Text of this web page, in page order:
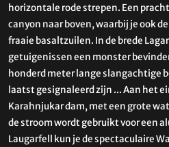
horizontale rode strepen. Een
canyon naar boven, waarbij je ook
fraaie basaltzuilen. In de brede
getuigenissen een monster
honderd meter lange slangachtige
laatst gesignaleerd zijn ... Aan het
Karahnjukar dam, met een grote
de stroom wordt gebruikt voor een
Laugarfell kun je de spectaculaire